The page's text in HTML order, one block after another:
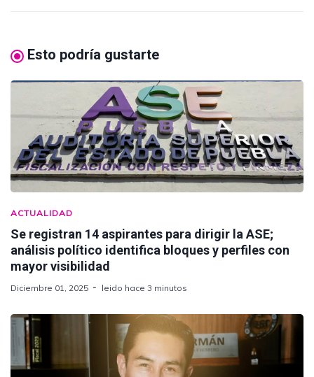
Esto podría gustarte
ACTUALIDAD
Se registran 14 aspirantes para dirigir la ASE;
análisis político identifica bloques y perfiles con
mayor visibilidad
Diciembre 01, 2025 leido hace 3 minutos